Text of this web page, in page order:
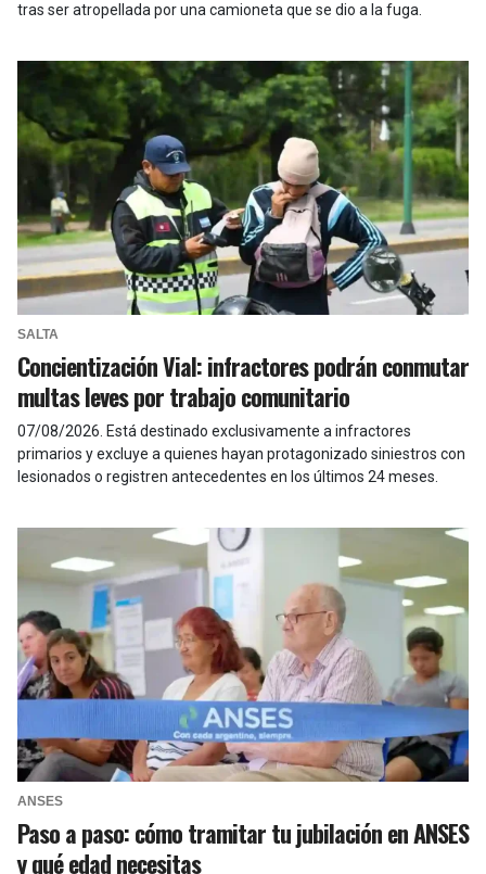
tras ser atropellada por una camioneta que se dio a la fuga.
SALTA
Concientización Vial: infractores podrán conmutar
multas leves por trabajo comunitario
07/08/2026 Está destinado exclusivamente a infractores
primarios y excluye a quienes hayan protagonizado siniestros con
lesionados o registren antecedentes en los últimos 24 meses.
ANSES
Paso a paso: cómo tramitar tu jubilación en ANSES
y qué edad necesitas